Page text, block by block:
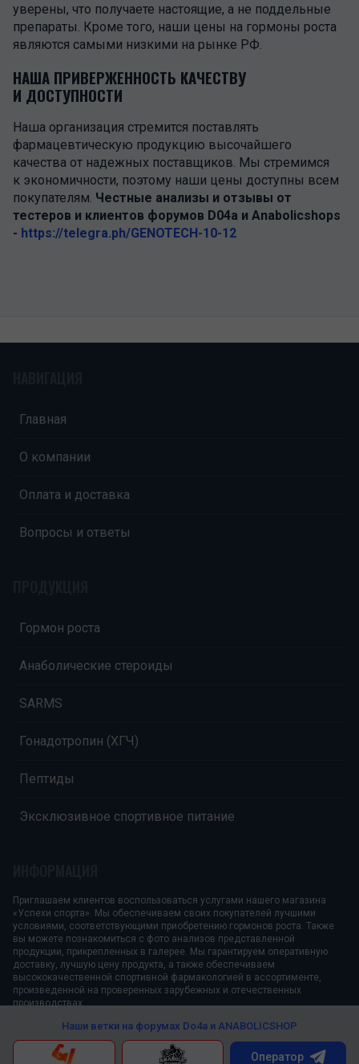
Наши ветки на форумах Do4a и ANABOLICSHOP
Оператор
уверены, что получаете настоящие, а не поддельные
препараты. Кроме того, наши цены на гормоны роста
являются самыми низкими на рынке РФ.
НАША ПРИВЕРЖЕННОСТЬ КАЧЕСТВУ
И ДОСТУПНОСТИ
Наша организация стремится поставлять
фармацевтическую продукцию высочайшего
качества от надежных поставщиков. Мы стремимся
к экономичности, поэтому наши цены доступны всем
покупателям. Честные анализы и отзывы от
тестеров и клиентов форумов D04a и Anabolicshops
- https://telegra.ph/GENOTECH-10-12
Главная
О компании
Оплата и доставка
Вопросы и ответы
Гормон роста
Анаболические стероиды
SARMS
Гонадотропин (ХГЧ)
Пептиды
Эксклюзивное спортивное питание
Приглашаем клиентов воспользоваться услугами нашего магазина
«Успехи спорта». Мы обеспечиваем своих покупателей лучшими
условиями, соответствующими приобретению гормонов роста. Также
вы можете познакомиться с фото анализов представленной
продукции, прикрепленных в галерее. Мы гарантируем оперативную
доставку, лучшую цену продукта, а также обеспечиваем
высококачественной спортивной фармакологией в ассортименте,
произведенной на проверенных зарубежных и отечественных
производствах.